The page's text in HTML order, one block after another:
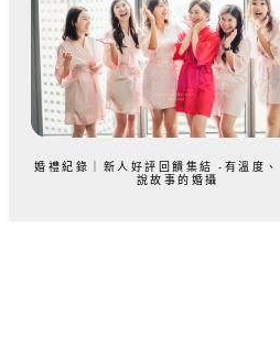
婚禮紀錄｜新人好評回饋集結 -有溫度
說故事的婚攝